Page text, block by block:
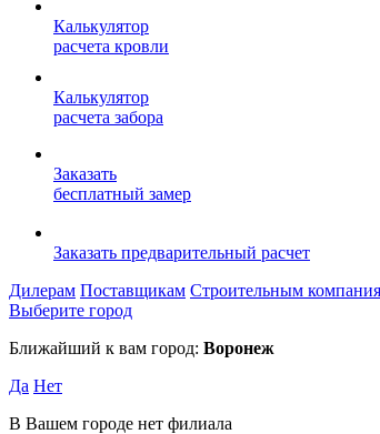
Калькулятор
расчета кровли
Калькулятор
расчета забора
Заказать
бесплатный замер
Заказать предварительный расчет
Дилерам Поставщикам Строительным
Выберите город
Ближайший к вам город: Воронеж
Да Нет
В Вашем городе нет филиала